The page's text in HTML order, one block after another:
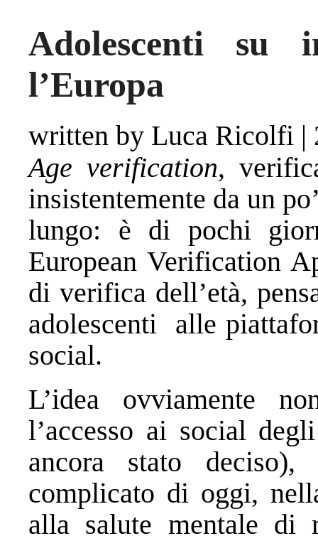
Adolescenti su
l’Europa
written by Luca Ricolfi |
Age verification,
insistentemente da un
lungo: è di pochi
European Verification
di verifica dell’età,
adolescenti
alle
social.
L’idea ovviamente
l’accesso ai social
ancora stato
complicato di oggi,
alla salute mentale di